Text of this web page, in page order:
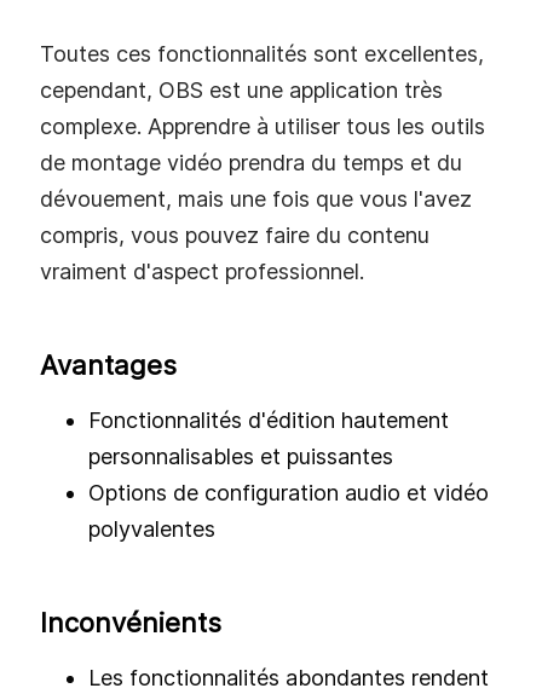
Toutes ces fonctionnalités sont excellentes,
cependant, OBS est une application très
complexe. Apprendre à utiliser tous les outils
de montage vidéo prendra du temps et du
dévouement, mais une fois que vous l'avez
compris, vous pouvez faire du contenu
vraiment d'aspect professionnel.
Avantages
Fonctionnalités d'édition hautement
personnalisables et puissantes
Options de configuration audio et vidéo
polyvalentes
Inconvénients
Les fonctionnalités abondantes rendent